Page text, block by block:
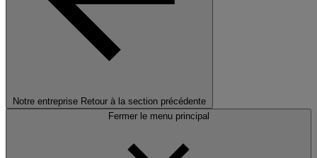
Notre entreprise Retour à la section précédente
Fermer le menu principal